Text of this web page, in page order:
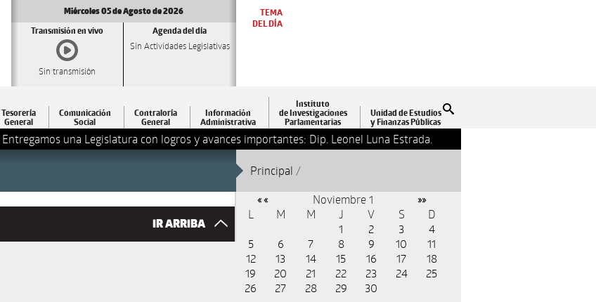
Miércoles 05 de Agosto de 2026
Transmisión en vivo
Sin transmisión
Agenda del día
Sin Actividades Legislativas
TEMA
DEL DÍA
Tesorería
General
Comunicación
Social
Contraloría
General
Información
Administrativa
Instituto
de Investigaciones
Parlamentarias
Unidad de Estudios
y Finanzas Públicas
Entregamos una Legislatura con logros y avances importantes: Dip. Leonel Luna Estrada.
Principal /
IR ARRIBA
« « Noviembre 1 »»
L M M J V S
D
1
2 3
4
5
6 7 8 9 10
11
12
13 14 15 16 17
18
19
20 21 22 23 24
25
26
27 28 29 30